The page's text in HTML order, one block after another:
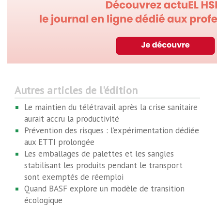
Autres articles de l'édition
Le maintien du télétravail après la crise sanitaire
aurait accru la productivité
Prévention des risques : l’expérimentation dédiée
aux ETTI prolongée
Les emballages de palettes et les sangles
stabilisant les produits pendant le transport
sont exemptés de réemploi
Quand BASF explore un modèle de transition
écologique